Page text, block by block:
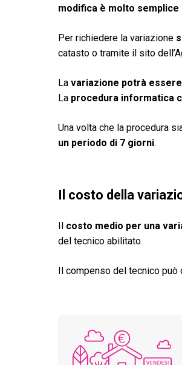
modifica è molto
Per richiedere la variazione
catasto o tramite il sito
La variazione potrà
La procedura informatica
Una volta che la procedura
un periodo di 7 giorni.
Il costo della
costo medio per una
del tecnico abilitato.
Il compenso del tecnico